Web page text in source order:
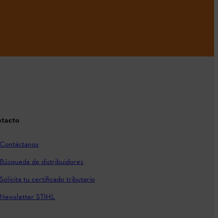
Contáctanos
Búsqueda de distribuidores
Solicita tu certificado tributario
Newsletter STIHL